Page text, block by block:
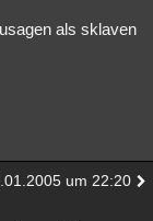
als sklaven
um 22:20